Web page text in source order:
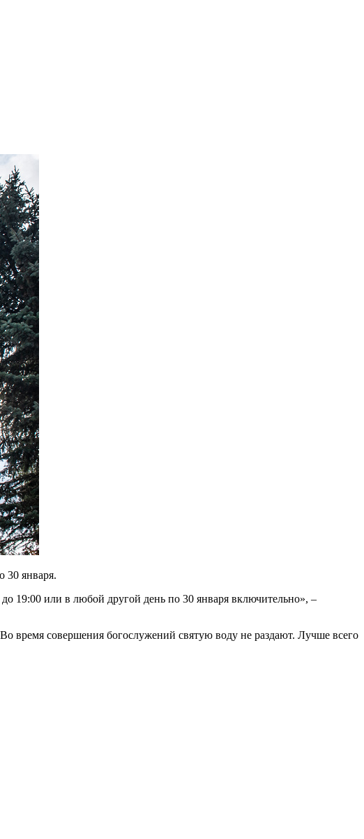
30 января.
19:00 или в любой другой день по 30 января включительно», –
время совершения богослужений святую воду не раздают. Лучше всего